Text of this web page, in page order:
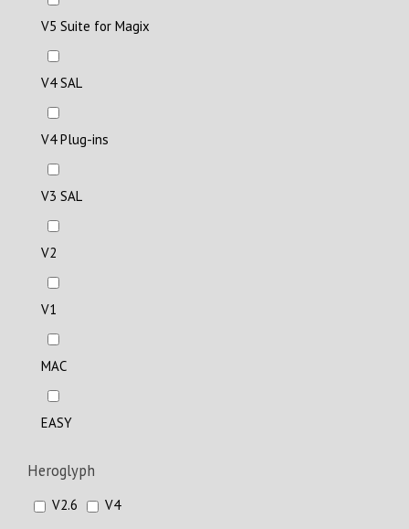
V5 Suite for Magix
V4 SAL
V4 Plug-ins
V3 SAL
V2
V1
MAC
EASY
Heroglyph
V2.6 V4